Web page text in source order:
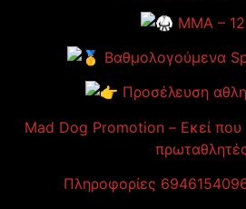
MMA –
Βαθμολογούμενα
Προσέλευση
Mad Dog Promotion – Εκεί που
Πληροφορίες